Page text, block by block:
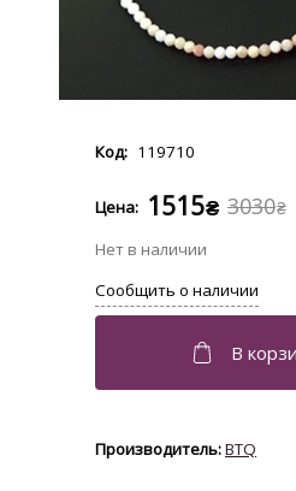
119710
3030₴
1515₴
BTQ